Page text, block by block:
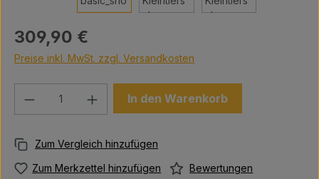
Regulärer Preis:
309,90 €
Preise inkl. MwSt. zzgl. Versandkosten
Produkt Anzahl: Gib den
In den Warenkorb
Zum Merkzettel hinzufügen Bewertungen